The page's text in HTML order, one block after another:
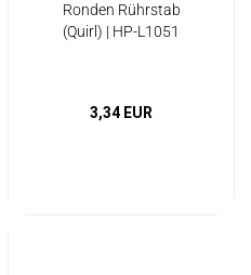
Ronden Rührstab
(Quirl) | HP-L1051
3,34 EUR